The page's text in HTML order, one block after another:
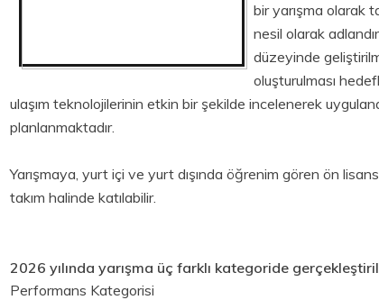
bir yarışma olarak
nesil olarak
düzeyinde
oluşturulması
ulaşım teknolojilerinin etkin bir şekilde incelenerek
planlanmaktadır.
Yarışmaya, yurt içi ve yurt dışında öğrenim gören ön
takım halinde katılabilir.
2026 yılında yarışma üç farklı kategoride
Performans Kategorisi